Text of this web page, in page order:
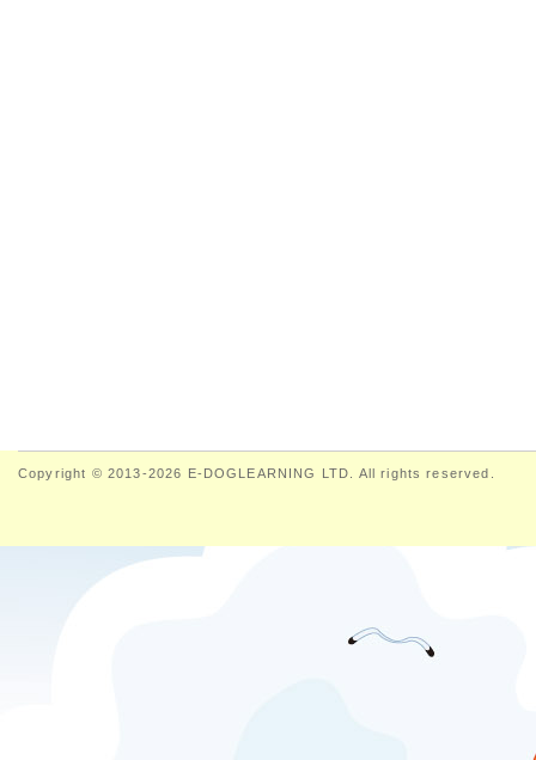
Copyright © 2013-2026 E-DOGLEARNING LTD. All rights reserved.